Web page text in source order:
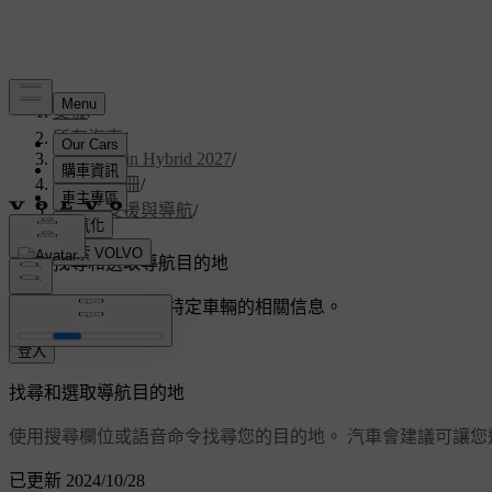
支援/
所有汽車/
V60 Plug-in Hybrid 2027/
使用者手冊/
駕駛人支援與導航/
導航/
找尋和選取導航目的地
客製化支援 獲取與您特定車輛的相關信息。
登入
已更新 2024/10/28
找尋和選取導航目的地
使用搜尋欄位或語音命令找尋您的目的地。 汽車會建議可讓您